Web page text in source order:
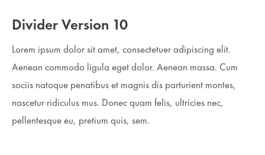
Divider Version 10
Lorem ipsum dolor sit amet, consectetuer adipiscing elit.
Aenean commodo ligula eget dolor. Aenean massa. Cum
sociis natoque penatibus et magnis dis parturient montes,
nascetur ridiculus mus. Donec quam felis, ultricies nec,
pellentesque eu, pretium quis, sem.